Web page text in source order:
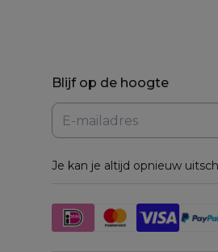
Blijf op de hoogte
Je kan je altijd opnieuw